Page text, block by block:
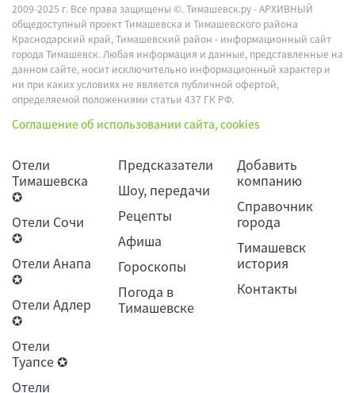
2009-2025 г. Все права защищены ©.Тимашевск.ру - АРХИВНЫЙ
общедоступный проект Тимашевска и Тимашевского района
Краснодарский край, Тимашевский район - информационный сайт
города Тимашевск. Любая информация и данные, представленные на
данном сайте, носит исключительно информационный характер и
ни при каких условиях не является публичной офертой,
определяемой положениями статьи 437 ГК РФ.
Соглашение об использовании сайта, cookies
Отели
Тимашевска
✪
Отели Сочи
✪
Отели Анапа
✪
Отели Адлер
✪
Отели
Туапсе ✪
Отели
Предсказатели
Шоу, передачи
Рецепты
Афиша
Гороскопы
Погода в
Тимашевске
Добавить
компанию
Справочник
города
Тимашевск
история
Контакты